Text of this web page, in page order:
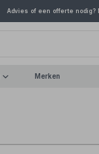
Advies of een offerte nodig?
Merken